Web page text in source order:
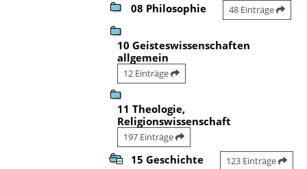
08 Philosophie 48 Einträge
10 Geisteswissenschaften
allgemein
12 Einträge
11 Theologie,
Religionswissenschaft
197 Einträge
15 Geschichte 123 Einträge